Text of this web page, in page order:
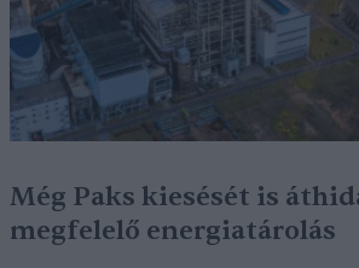
Még Paks kiesését is
megfelelő energiatárolás